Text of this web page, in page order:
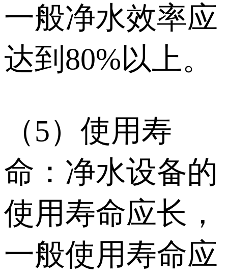
一般净水效率应
达到80%以上。
（5）使用寿
命：净水设备的
使用寿命应长，
一般使用寿命应